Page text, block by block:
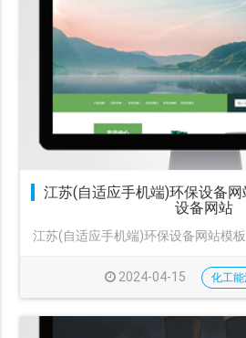
江苏(自适应手机端)环保设备
设备网站
江苏(自适应手机端)环保设备网站模
2024-04-15 化工能